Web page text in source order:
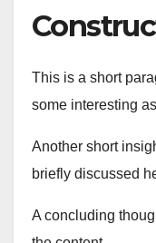
This is a short
some interesting
Another short
briefly discussed
A concluding